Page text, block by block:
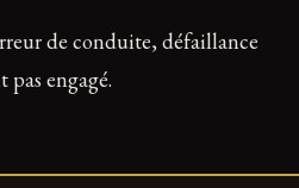
de conduite, défaillance
engagé.